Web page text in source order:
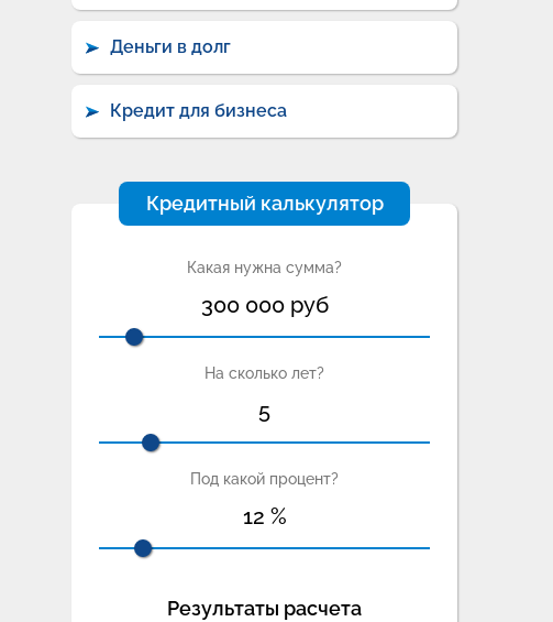
Деньги в долг
Кредит для бизнеса
Кредитный калькулятор
Какая нужна сумма?
300 000руб
На сколько лет?
5
Под какой процент?
12 %
Результаты расчета